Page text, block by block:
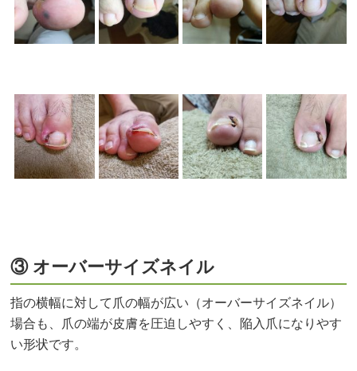
③ オーバーサイズネイル
指の横幅に対して爪の幅が広い（オーバーサイズネイル）
場合も、爪の端が皮膚を圧迫しやすく、陥入爪になりやす
い形状です。